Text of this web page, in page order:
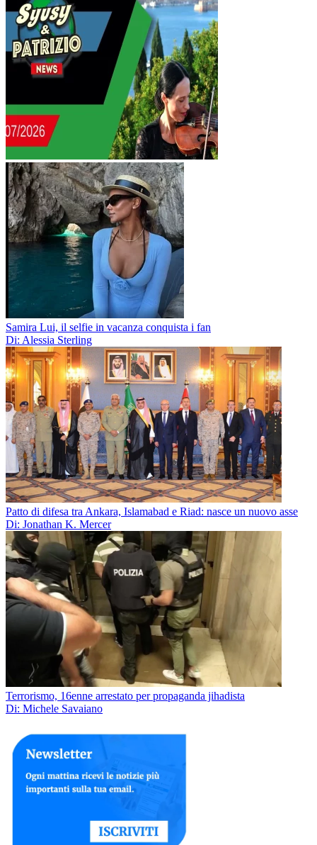
Samira Lui, il selfie in vacanza conquista i fan
Di: Alessia Sterling
Patto di difesa tra Ankara, Islamabad e Riad: nasce un nuovo asse
Di: Jonathan K. Mercer
Terrorismo, 16enne arrestato per propaganda jihadista
Di: Michele Savaiano